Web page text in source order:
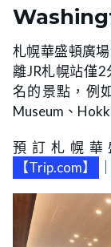
札幌華盛頓廣
離JR札幌站僅
名的景點，例
Museum、
預訂札幌華
【Trip.com】